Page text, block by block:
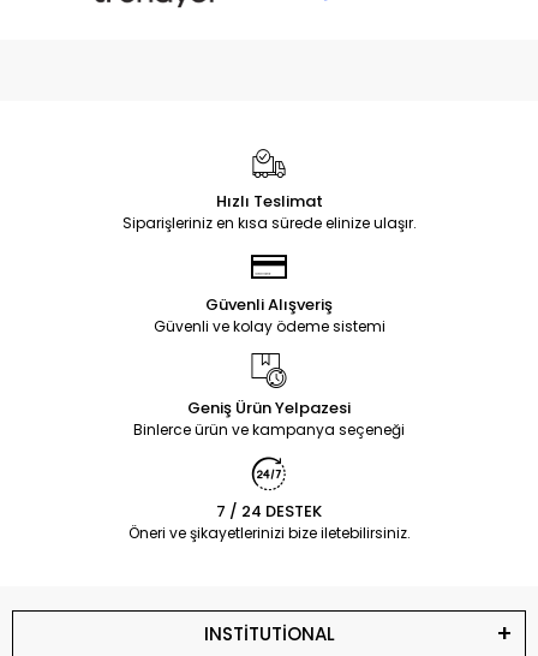
Hızlı Teslimat
Siparişleriniz en kısa sürede elinize ulaşır.
Güvenli Alışveriş
Güvenli ve kolay ödeme sistemi
Geniş Ürün Yelpazesi
Binlerce ürün ve kampanya seçeneği
7 / 24 DESTEK
Öneri ve şikayetlerinizi bize iletebilirsiniz.
INSTİTUTİONAL